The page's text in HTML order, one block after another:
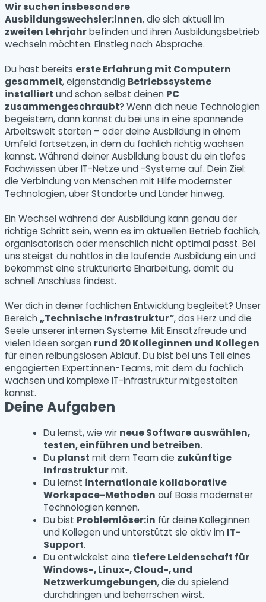
Wir suchen insbesondere
Ausbildungswechsler:innen, die sich aktuell im
zweiten Lehrjahrbefinden und ihren Ausbildungsbetrieb
wechseln möchten. Einstieg nach Absprache.
Du hast bereits erste Erfahrung mit Computern
gesammelt, eigenständig Betriebssysteme
installiert und schon selbst deinen PC
zusammengeschraubt? Wenn dich neue Technologien
begeistern, dann kannst du bei uns in eine spannende
Arbeitswelt starten – oder deine Ausbildung in einem
Umfeld fortsetzen, in dem du fachlich richtig wachsen
kannst. Während deiner Ausbildung baust du ein tiefes
Fachwissen über IT-Netze und -Systeme auf. Dein Ziel:
die Verbindung von Menschen mit Hilfe modernster
Technologien, über Standorte und Länder hinweg.
Ein Wechsel während der Ausbildung kann genau der
richtige Schritt sein, wenn es im aktuellen Betrieb fachlich,
organisatorisch oder menschlich nicht optimal passt. Bei
uns steigst du nahtlos in die laufende Ausbildung ein und
bekommst eine strukturierte Einarbeitung, damit du
schnell Anschluss findest.
Wer dich in deiner fachlichen Entwicklung begleitet? Unser
Bereich „Technische Infrastruktur“, das Herz und die
Seele unserer internen Systeme. Mit Einsatzfreude und
vielen Ideen sorgen rund 20 Kolleginnen und Kollegen
für einen reibungslosen Ablauf. Du bist bei uns Teil eines
engagierten Expert:innen-Teams, mit dem du fachlich
wachsen und komplexe IT-Infrastruktur mitgestalten
kannst.
Deine Aufgaben
Du lernst, wie wir neue Software auswählen,
testen, einführen und betreiben.
Du planst mit dem Team die zukünftige
Infrastrukturmit.
Du lernst internationale kollaborative
Workspace-Methoden auf Basis modernster
Technologien kennen.
Du bist Problemlöser:in für deine Kolleginnen
und Kollegen und unterstützt sie aktiv im IT-
Support.
Du entwickelst eine tiefere Leidenschaft für
Windows-, Linux-, Cloud-, und
Netzwerkumgebungen, die du spielend
durchdringen und beherrschen wirst.